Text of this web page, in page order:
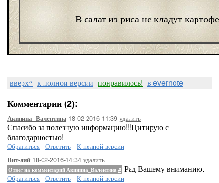
В салат из риса не кладут
вверх^ к полной версии понравилось! в evernote
Комментарии (2):
Акинина_Валентина 18-02-2016-11:39 удалить
Спасибо за полезную информацию!!!Цитирую с
благодарностью!
Обратиться - Ответить - К полной версии
Вит-лий 18-02-2016-14:34 удалить
Ответ на комментарий Акинина_Валентина # Рад Вашему вниманию.
Обратиться - Ответить - К полной версии